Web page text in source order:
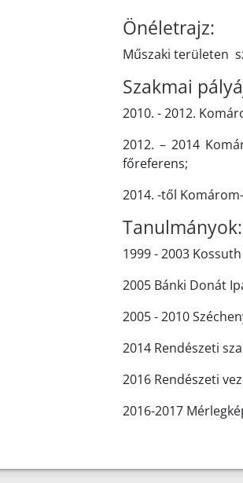
Önéletrajz:
Műszaki területen
Szakmai
2010. - 2012.
2012. – 2014
főreferens;
2014. -től
Tanulmányok:
1999 - 2003
2005 Bánki Donát
2005 - 2010
2014 Rendészeti
2016 Rendészeti
2016-2017